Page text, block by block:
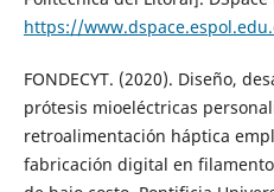
https://
FONDECYT. (2020). Diseño,
prótesis mioeléctricas
retroalimentación háptica
fabricación digital en